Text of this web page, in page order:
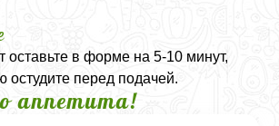
оставьте в форме на 5-10 минут,
остудите перед подачей.
аппетита!